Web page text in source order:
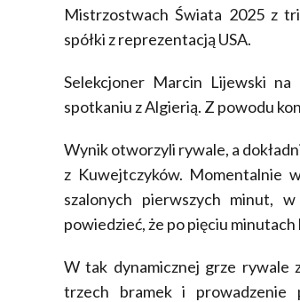
Mistrzostwach Świata 2025 z
spółki z reprezentacją USA.
Selekcjoner Marcin Lijewski
spotkaniu z Algierią. Z powodu
Wynik otworzyli rywale, a
z Kuwejtczyków. Momentalnie
szalonych pierwszych minut,
powiedzieć, że po pięciu minutach
W tak dynamicznej grze rywale
trzech bramek i prowadzenie